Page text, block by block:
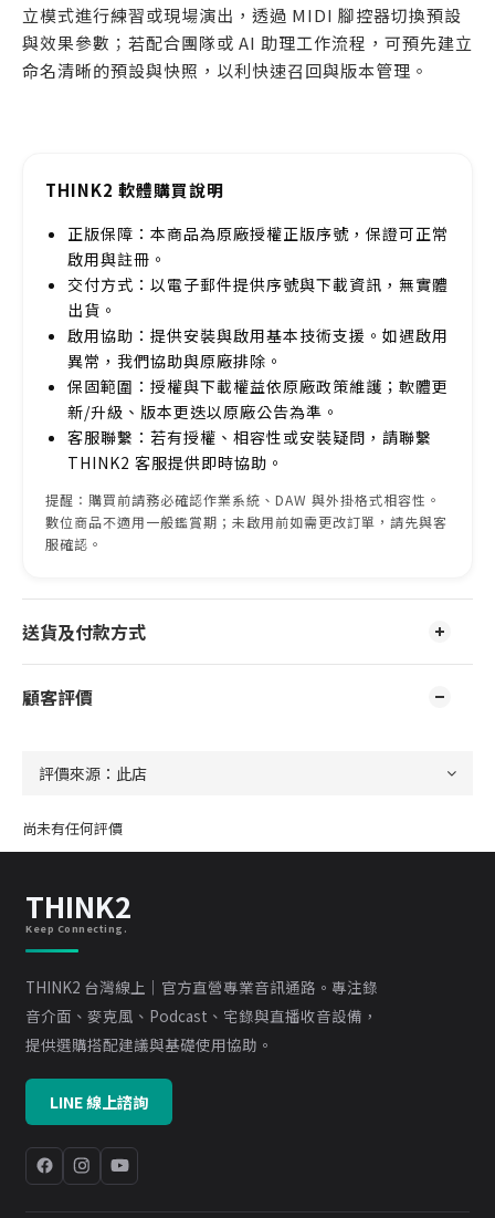
立模式進行練習或現場演出，透過 MIDI 腳控器切換預設
與效果參數；若配合團隊或 AI 助理工作流程，可預先建立
命名清晰的預設與快照，以利快速召回與版本管理。
THINK2 軟體購買說明
正版保障：本商品為原廠授權正版序號，保證可正常
啟用與註冊。
交付方式：以電子郵件提供序號與下載資訊，無實體
出貨。
啟用協助：提供安裝與啟用基本技術支援。如遇啟用
異常，我們協助與原廠排除。
保固範圍：授權與下載權益依原廠政策維護；軟體更
新/升級、版本更迭以原廠公告為準。
客服聯繫：若有授權、相容性或安裝疑問，請聯繫
THINK2 客服提供即時協助。
提醒：購買前請務必確認作業系統、DAW 與外掛格式相容性。
數位商品不適用一般鑑賞期；未啟用前如需更改訂單，請先與客
服確認。
送貨及付款方式
顧客評價
尚未有任何評價
THINK2
Keep Connecting.
THINK2 台灣線上｜官方直營專業音訊通路。專注錄
音介面、麥克風、Podcast、宅錄與直播收音設備，
提供選購搭配建議與基礎使用協助。
LINE 線上諮詢